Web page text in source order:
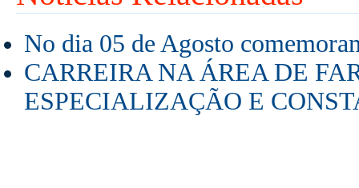
No dia 05 de Agosto
CARREIRA NA ÁREA DE
ESPECIALIZAÇÃO E